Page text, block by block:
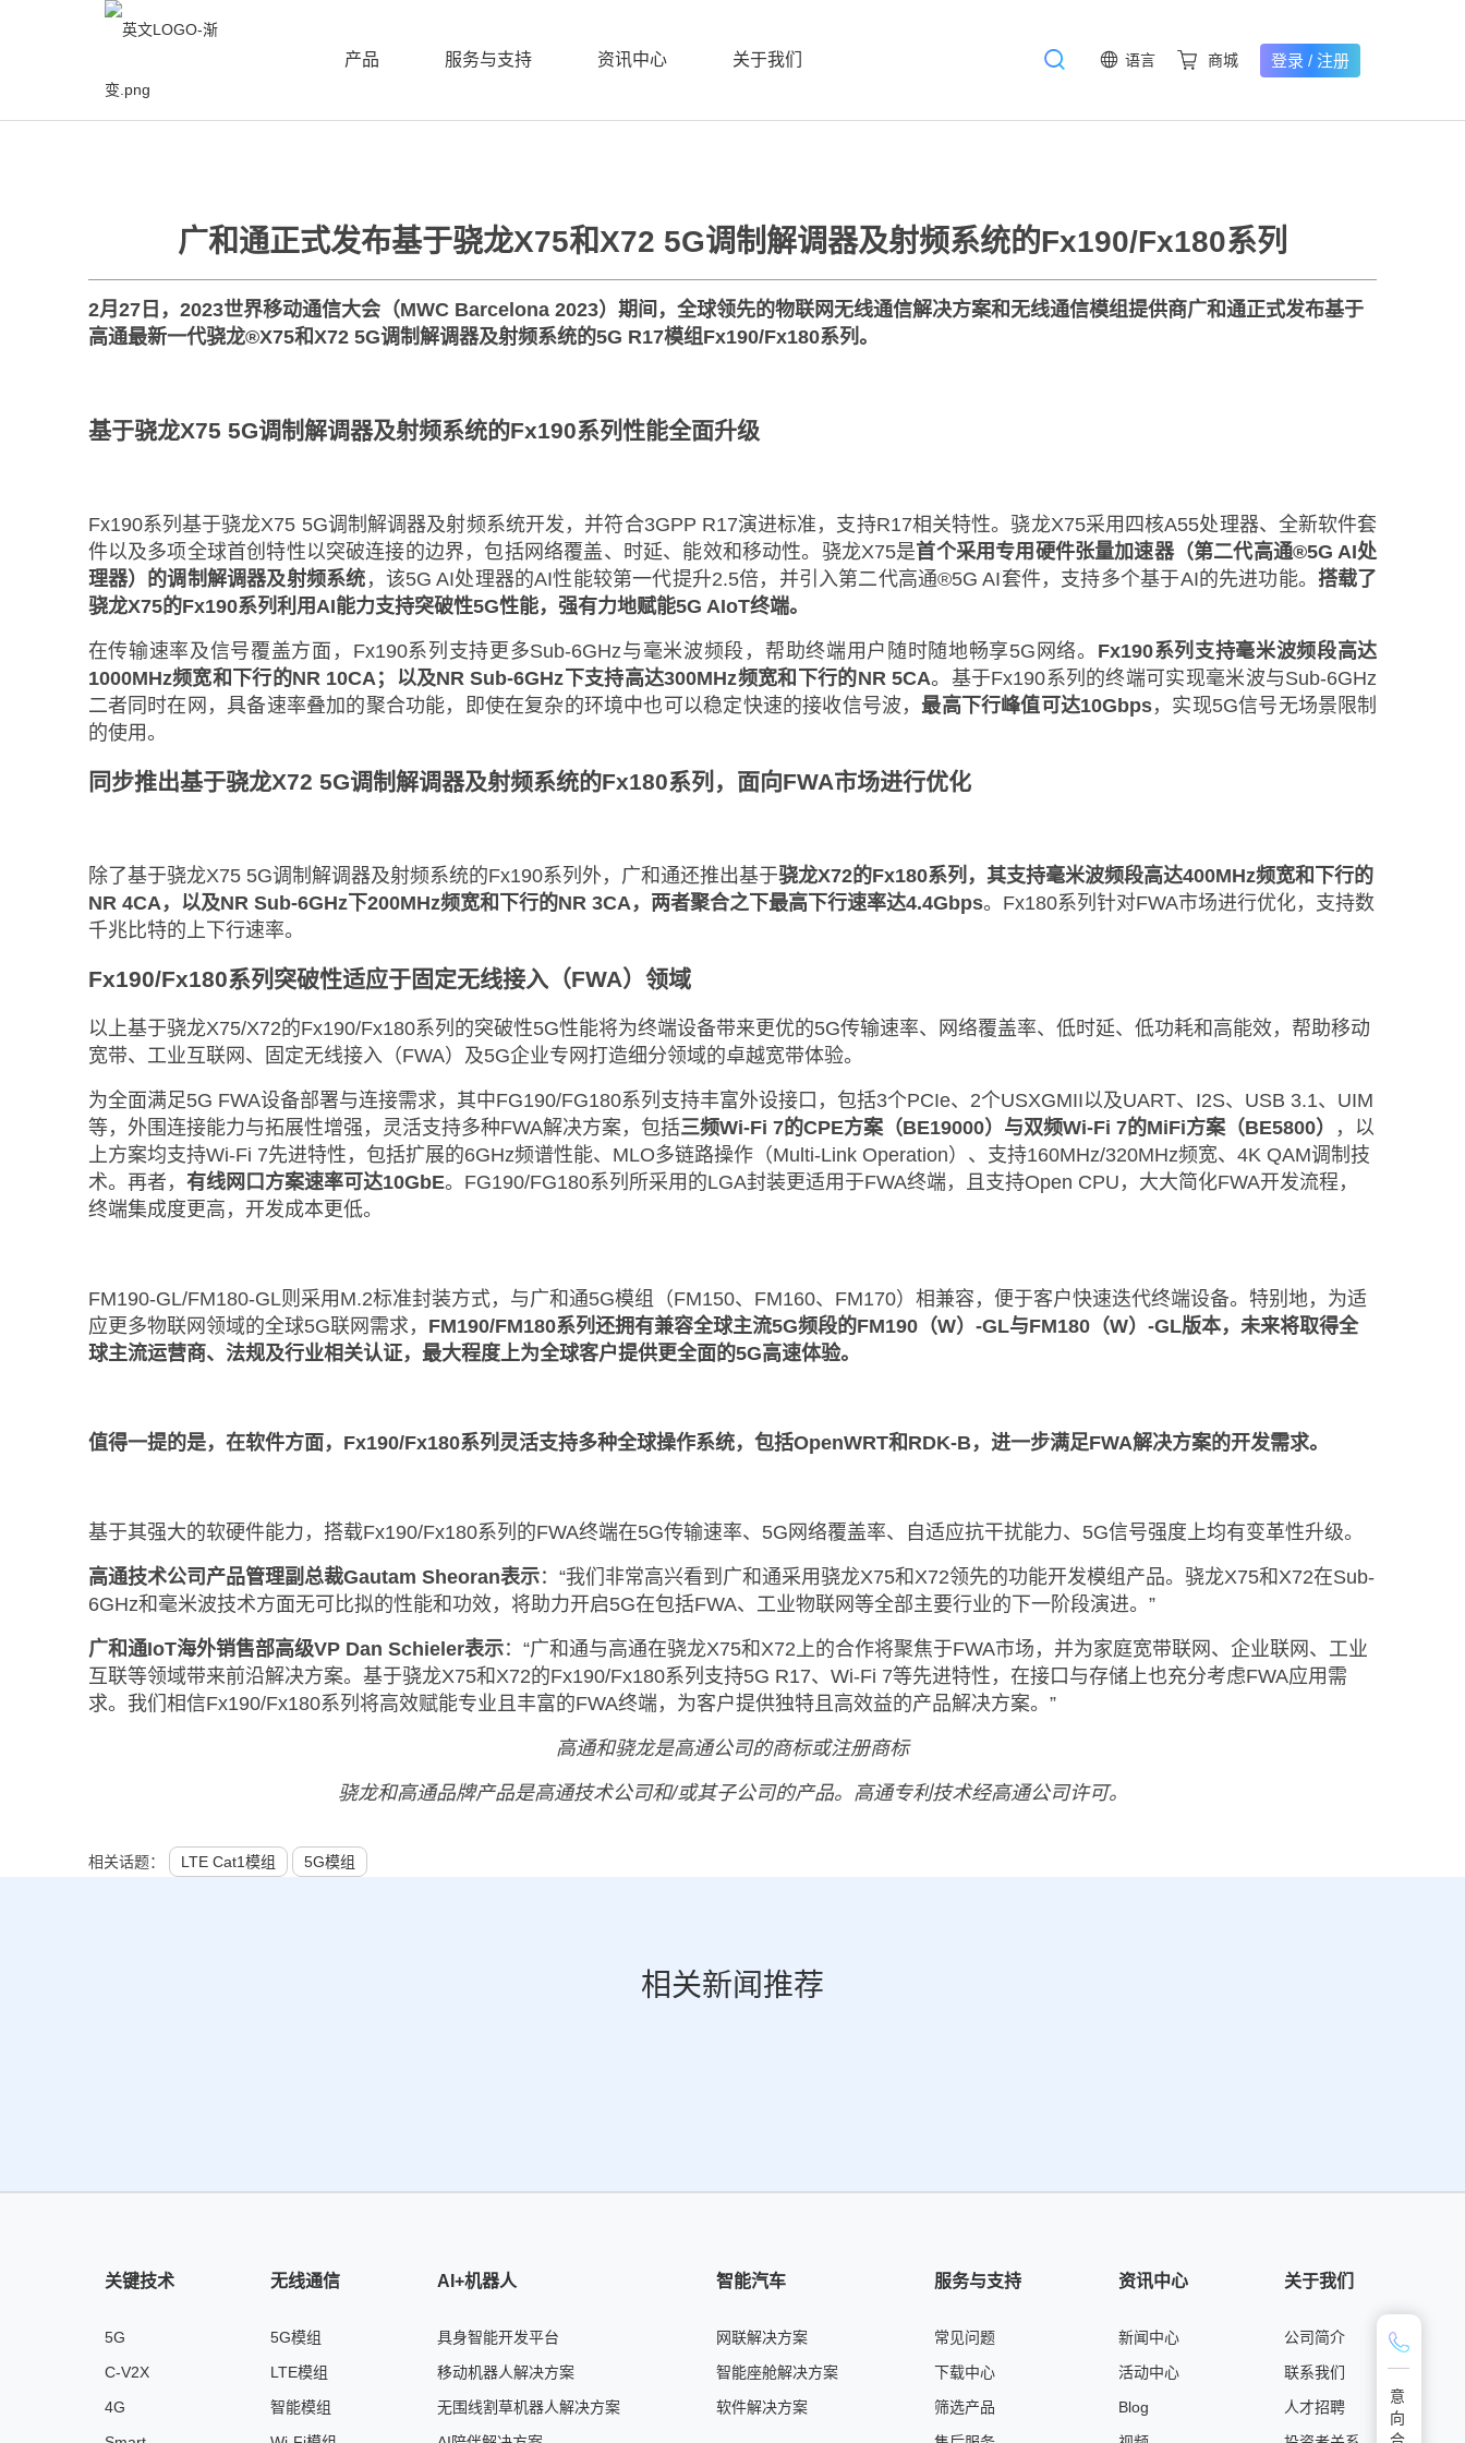
产品 服务与支持 资讯中心 关于我们 语言 商城 登录 /注册
广和通正式发布基于骁龙X75和X72 5G调制解调器及射频系统的Fx190/Fx180系列
2月27日，2023世界移动通信大会（MWC Barcelona 2023）期间，全球领先的物联网无线通信解决方案和无线通信模组提供商广和通正式发布基于
高通最新一代骁龙®X75和X72 5G调制解调器及射频系统的5G R17模组Fx190/Fx180系列。
基于骁龙X75 5G调制解调器及射频系统的Fx190系列性能全面升级
Fx190系列基于骁龙X75 5G调制解调器及射频系统开发，并符合3GPP R17演进标准，支持R17相关特性。骁龙X75采用四核A55处理器、全新软件套
件以及多项全球首创特性以突破连接的边界，包括网络覆盖、时延、能效和移动性。骁龙X75是首个采用专用硬件张量加速器（第二代高通®5G AI处
理器）的调制解调器及射频系统 ，该5G AI处理器的AI性能较第一代提升2.5倍，并引入第二代高通®5G AI套件，支持多个基于AI的先进功能。 搭载了
骁龙X75的Fx190系列利用AI能力支持突破性5G性能，强有力地赋能5G AIoT终端。
在传输速率及信号覆盖方面，Fx190系列支持更多Sub-6GHz与毫米波频段，帮助终端用户随时随地畅享5G网络。 Fx190系列支持毫米波频段高达
1000MHz频宽和下行的NR 10CA；以及NR Sub-6GHz下支持高达300MHz频宽和下行的NR 5CA。基于Fx190系列的终端可实现毫米波与Sub-6GHz
二者同时在网，具备速率叠加的聚合功能，即使在复杂的环境中也可以稳定快速的接收信号波， 最高下行峰值可达10Gbps，实现5G信号无场景限制
的使用。
同步推出基于骁龙X72 5G调制解调器及射频系统的Fx180系列，面向FWA市场进行优化
除了基于骁龙X75 5G调制解调器及射频系统的Fx190系列外，广和通还推出基于骁龙X72的Fx180系列，其支持毫米波频段高达400MHz频宽和下行的
NR 4CA，以及NR Sub-6GHz下200MHz频宽和下行的NR 3CA，两者聚合之下最高下行速率达4.4Gbps。Fx180系列针对FWA市场进行优化，支持数
千兆比特的上下行速率。
Fx190/Fx180系列突破性适应于固定无线接入（FWA）领域
以上基于骁龙X75/X72的Fx190/Fx180系列的突破性5G性能将为终端设备带来更优的5G传输速率、网络覆盖率、低时延、低功耗和高能效，帮助移动
宽带、工业互联网、固定无线接入（FWA）及5G企业专网打造细分领域的卓越宽带体验。
为全面满足5G FWA设备部署与连接需求，其中FG190/FG180系列支持丰富外设接口，包括3个PCIe、2个USXGMII以及UART、I2S、USB 3.1、UIM
等，外围连接能力与拓展性增强，灵活支持多种FWA解决方案，包括三频Wi-Fi 7的CPE方案（BE19000）与双频Wi-Fi 7的MiFi方案（BE5800）
，以
上方案均支持Wi-Fi 7先进特性，包括扩展的6GHz频谱性能、MLO多链路操作（Multi-Link Operation）、支持160MHz/320MHz频宽、4K QAM调制技
术。再者， 有线网口方案速率可达10GbE。FG190/FG180系列所采用的LGA封装更适用于FWA终端，且支持Open CPU，大大简化FWA开发流程，
终端集成度更高，开发成本更低。
FM190-GL/FM180-GL则采用M.2标准封装方式，与广和通5G模组（FM150、FM160、FM170）相兼容，便于客户快速迭代终端设备。特别地，为适
应更多物联网领域的全球5G联网需求， FM190/FM180系列还拥有兼容全球主流5G频段的FM190（W）-GL与FM180（W）-GL版本，未来将取得全
球主流运营商、法规及行业相关认证，最大程度上为全球客户提供更全面的5G高速体验。
值得一提的是，在软件方面，Fx190/Fx180系列灵活支持多种全球操作系统，包括OpenWRT和RDK-B，进一步满足FWA解决方案的开发需求。
基于其强大的软硬件能力，搭载Fx190/Fx180系列的FWA终端在5G传输速率、5G网络覆盖率、自适应抗干扰能力、5G信号强度上均有变革性升级。
高通技术公司产品管理副总裁Gautam Sheoran表示：“我们非常高兴看到广和通采用骁龙X75和X72领先的功能开发模组产品。骁龙X75和X72在Sub-
6GHz和毫米波技术方面无可比拟的性能和功效，将助力开启5G在包括FWA、工业物联网等全部主要行业的下一阶段演进。”
广和通IoT海外销售部高级VP Dan Schieler表示：“广和通与高通在骁龙X75和X72上的合作将聚焦于FWA市场，并为家庭宽带联网、企业联网、工业
互联等领域带来前沿解决方案。基于骁龙X75和X72的Fx190/Fx180系列支持5G R17、Wi-Fi 7等先进特性，在接口与存储上也充分考虑FWA应用需
求。我们相信Fx190/Fx180系列将高效赋能专业且丰富的FWA终端，为客户提供独特且高效益的产品解决方案。”
高通和骁龙是高通公司的商标或注册商标
骁龙和高通品牌产品是高通技术公司和/或其子公司的产品。高通专利技术经高通公司许可。
相关话题： LTE Cat1模组 5G模组
相关新闻推荐
关键技术
5G
C-V2X
4G
无线通信
5G模组
LTE模组
智能模组
AI+机器人
具身智能开发平台
移动机器人解决方案
无围线割草机器人解决方案
智能汽车
网联解决方案
智能座舱解决方案
软件解决方案
服务与支持
常见问题
下载中心
筛选产品
资讯中心
新闻中心
活动中心
Blog
关于我们
公司简介
联系我们
人才招聘
意
向